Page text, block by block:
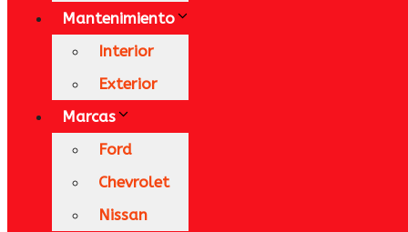
Mantenimiento
Interior
Exterior
Marcas
Ford
Chevrolet
Nissan